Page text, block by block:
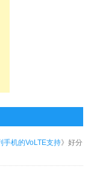
手机的VoLTE支持》好分